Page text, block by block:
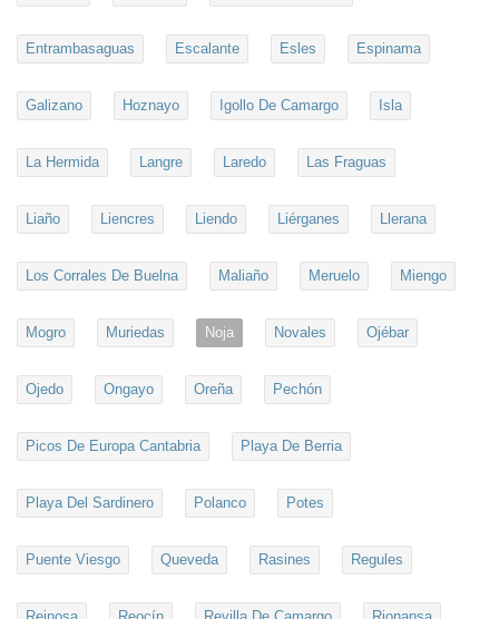
Entrambasaguas Escalante Esles Espinama
Galizano Hoznayo Igollo De Camargo Isla
La Hermida Langre Laredo Las Fraguas
Liaño Liencres Liendo Liérganes Llerana
Los Corrales De Buelna Maliaño Meruelo Miengo
Mogro Muriedas Noja Novales Ojébar
Ojedo Ongayo Oreña Pechón
Picos De Europa Cantabria Playa De Berria
Playa Del Sardinero Polanco Potes
Puente Viesgo Queveda Rasines Regules